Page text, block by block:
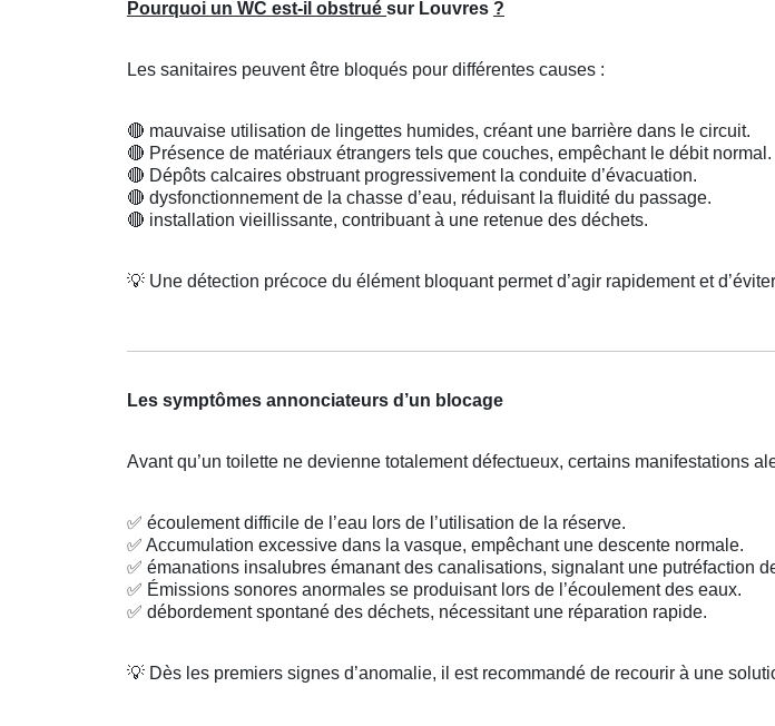
Pourquoi un WC est-il obstrué sur Louvres ?
Les sanitaires peuvent être bloqués pour différentes causes :
🔴 mauvaise utilisation de lingettes humides, créant une barrière dans le circuit.
🔴 Présence de matériaux étrangers tels que couches, empêchant le débit normal.
🔴 Dépôts calcaires obstruant progressivement la conduite d’évacuation.
🔴 dysfonctionnement de la chasse d’eau, réduisant la fluidité du passage.
🔴 installation vieillissante, contribuant à une retenue des déchets.
💡 Une détection précoce du élément bloquant permet d’agir rapidement et
Les symptômes annonciateurs d’un blocage
Avant qu’un toilette ne devienne totalement défectueux, certains manifestations
✅ écoulement difficile de l’eau lors de l’utilisation de la réserve.
✅ Accumulation excessive dans la vasque, empêchant une descente normale.
✅ émanations insalubres émanant des canalisations, signalant une putréfaction
✅ Émissions sonores anormales se produisant lors de l’écoulement des eaux.
✅ débordement spontané des déchets, nécessitant une réparation rapide.
💡 Dès les premiers signes d’anomalie, il est recommandé de recourir à une